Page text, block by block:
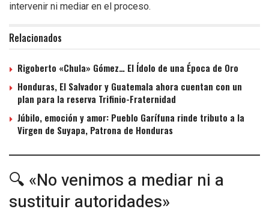
intervenir ni mediar en el proceso.
Relacionados
Rigoberto «Chula» Gómez… El Ídolo de una Época de Oro
Honduras, El Salvador y Guatemala ahora cuentan con un
plan para la reserva Trifinio-Fraternidad
Júbilo, emoción y amor: Pueblo Garífuna rinde tributo a la
Virgen de Suyapa, Patrona de Honduras
🔍 «No venimos a mediar ni a
sustituir autoridades»